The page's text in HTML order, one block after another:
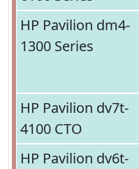
HP Pavilion dm4-
1300 Series
HP Pavilion dv7t-
4100 CTO
HP Pavilion dv6t-